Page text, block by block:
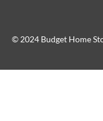
© 2024 Budget Home